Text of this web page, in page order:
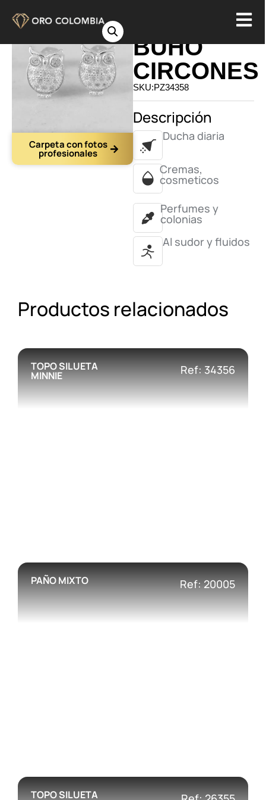
Carpeta con fotos
profesionales
BUHO
CIRCONES
SKU:PZ34358
Descripción
Ducha diaria
Cremas,
cosmeticos
Perfumes y
colonias
Al sudor y fluidos
Productos relacionados
TOPO SILUETA
MINNIE Ref: 34356
PAÑO MIXTO Ref: 20005
TOPO SILUETA